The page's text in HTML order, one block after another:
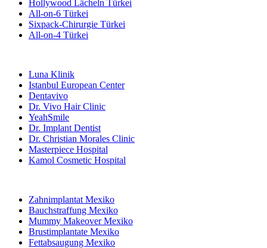
Hollywood Lächeln Türkei
All-on-6 Türkei
Sixpack-Chirurgie Türkei
All-on-4 Türkei
Luna Klinik
Istanbul European Center
Dentavivo
Dr. Vivo Hair Clinic
YeahSmile
Dr. Implant Dentist
Dr. Christian Morales Clinic
Masterpiece Hospital
Kamol Cosmetic Hospital
Zahnimplantat Mexiko
Bauchstraffung Mexiko
Mummy Makeover Mexiko
Brustimplantate Mexiko
Fettabsaugung Mexiko